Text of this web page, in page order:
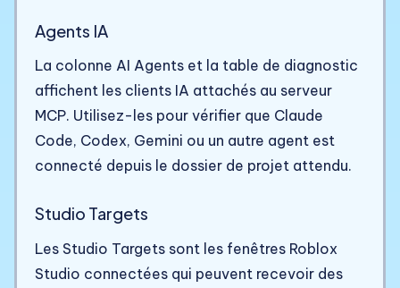
Agents IA
La colonne AI Agents et la table de diagnostic
affichent les clients IA attachés au serveur
MCP. Utilisez-les pour vérifier que Claude
Code, Codex, Gemini ou un autre agent est
connecté depuis le dossier de projet attendu.
Studio Targets
Les Studio Targets sont les fenêtres Roblox
Studio connectées qui peuvent recevoir des